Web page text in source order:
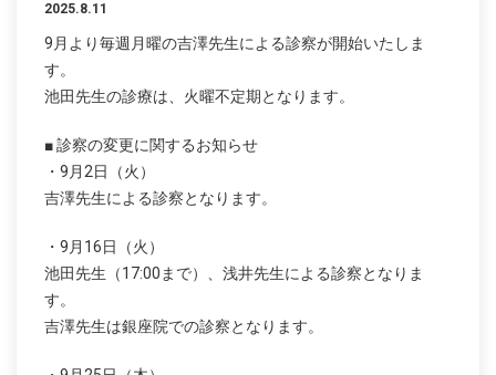
2025.8.11
9月より毎週月曜の吉澤先生による診察が開始いたしま
す。
池田先生の診療は、火曜不定期となります。
■ 診察の変更に関するお知らせ
・9月2日（火）
吉澤先生による診察となります。
・9月16日（火）
池田先生（17:00まで）、浅井先生による診察となりま
す。
吉澤先生は銀座院での診察となります。